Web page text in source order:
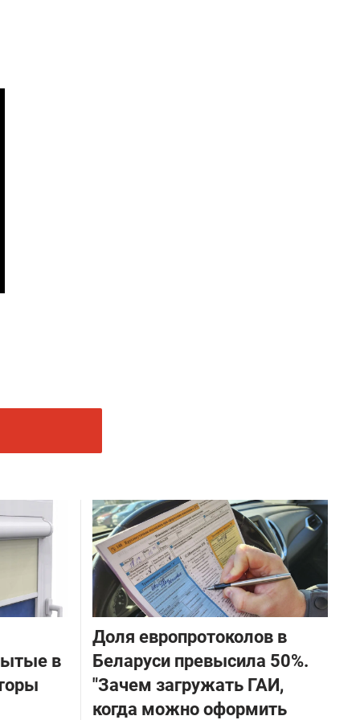
в
Доля европротоколов в
Беларуси превысила 50%.
"Зачем загружать ГАИ,
когда можно оформить